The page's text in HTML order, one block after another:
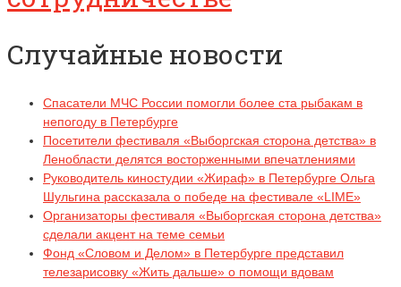
Случайные новости
Спасатели МЧС России помогли более ста рыбакам в
непогоду в Петербурге
Посетители фестиваля «Выборгская сторона детства» в
Ленобласти делятся восторженными впечатлениями
Руководитель киностудии «Жираф» в Петербурге Ольга
Шульгина рассказала о победе на фестивале «LIME»
Организаторы фестиваля «Выборгская сторона детства»
сделали акцент на теме семьи
Фонд «Словом и Делом» в Петербурге представил
телезарисовку «Жить дальше» о помощи вдовам